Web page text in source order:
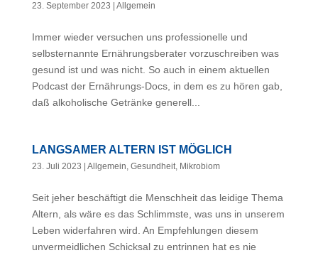
23. September 2023 Allgemein
Immer wieder versuchen uns professionelle und
selbsternannte Ernährungsberater vorzuschreiben was
gesund ist und was nicht. So auch in einem aktuellen
Podcast der Ernährungs-Docs, in dem es zu hören gab,
daß alkoholische Getränke generell...
LANGSAMER ALTERN IST MÖGLICH
23. Juli 2023 Allgemein, Gesundheit, Mikrobiom
Seit jeher beschäftigt die Menschheit das leidige Thema
Altern, als wäre es das Schlimmste, was uns in unserem
Leben widerfahren wird. An Empfehlungen diesem
unvermeidlichen Schicksal zu entrinnen hat es nie